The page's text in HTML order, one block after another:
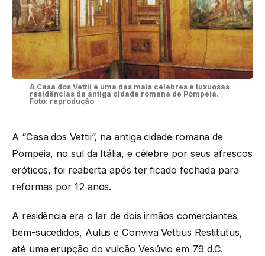
A Casa dos Vettii é uma das mais célebres e luxuosas
residências da antiga cidade romana de Pompeia.
Foto: reprodução
A “Casa dos Vettii”, na antiga cidade romana de
Pompeia, no sul da Itália, e célebre por seus afrescos
eróticos, foi reaberta após ter ficado fechada para
reformas por 12 anos.
A residência era o lar de dois irmãos comerciantes
bem-sucedidos, Aulus e Conviva Vettius Restitutus,
até uma erupção do vulcão Vesúvio em 79 d.C.